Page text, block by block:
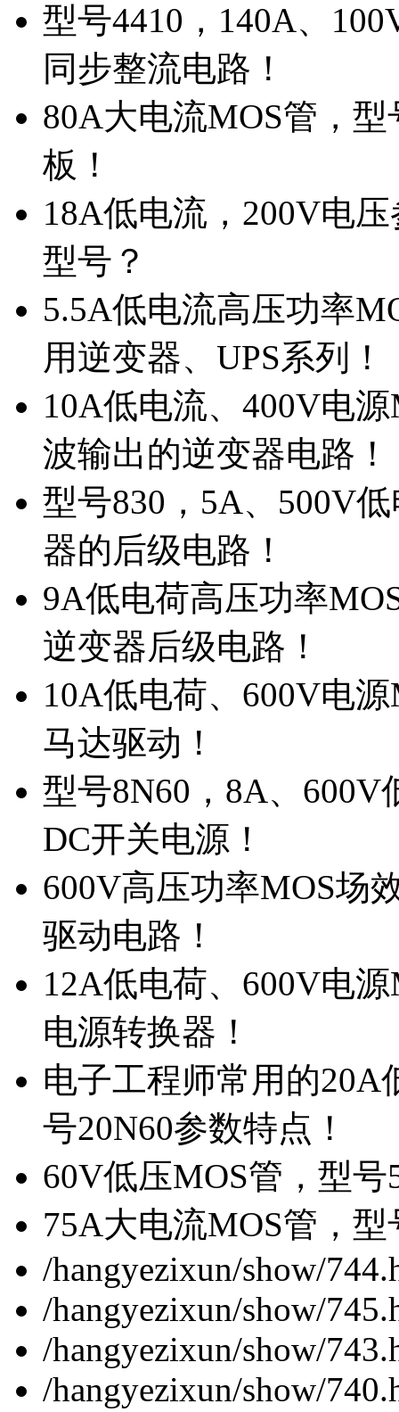
型号4410，140A、
同步整流电路！
80A大电流MOS管，
板！
18A低电流，200V电
型号？
5.5A低电流高压功率
用逆变器、UPS系列！
10A低电流、400V电
波输出的逆变器电路！
型号830，5A、500V
器的后级电路！
9A低电荷高压功率
逆变器后级电路！
10A低电荷、600V电
马达驱动！
型号8N60，8A、
DC开关电源！
600V高压功率MOS场
驱动电路！
12A低电荷、600V电
电源转换器！
电子工程师常用的20A
号20N60参数特点！
60V低压MOS管，型
75A大电流MOS管，
/hangyezixun/show/
/hangyezixun/show/
/hangyezixun/show/
/hangyezixun/show/